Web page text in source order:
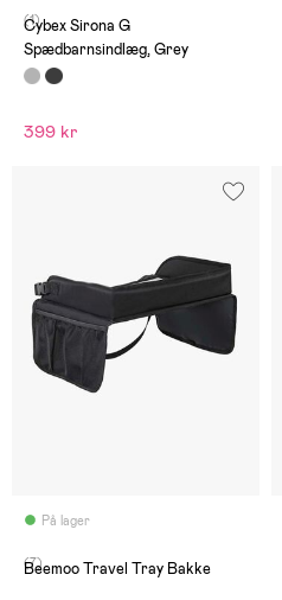
(1)
Cybex Sirona G
Spædbarnsindlæg, Grey
399 kr
På lager
(7)
Beemoo Travel Tray Bakke